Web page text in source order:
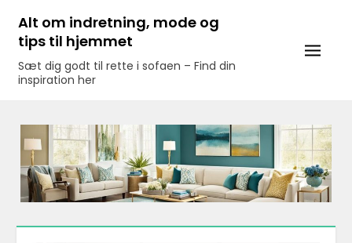
content
Alt om indretning, mode og
tips til hjemmet
Sæt dig godt til rette i sofaen – Find din
inspiration her